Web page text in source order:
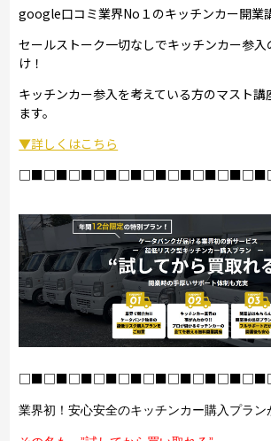
google口コミ業界No１のキッチンカー開業
セールストーク一切なしでキッチンカー参
け！
キッチンカー参入を考えている方のマスト
ます。
▼詳しくはこちら
業界初！安心安全のキッチンカー購入プラン